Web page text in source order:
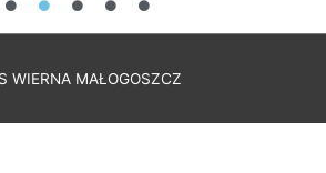
WIERNA MAŁOGOSZCZ